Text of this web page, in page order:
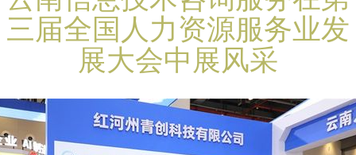
三届全国人力资源服务业发
展大会中展风采